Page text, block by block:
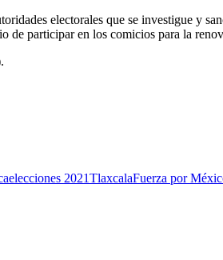
electorales que se investigue y
de participar en los comicios para la
elecciones 2021TlaxcalaFuerza por